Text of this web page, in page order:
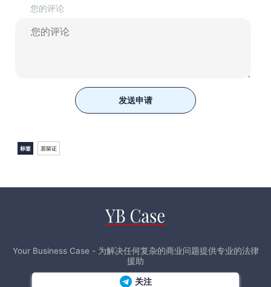
您的评论
发送申请
标签 居留证
Your Business Case - 为解决任何复杂的商业问题提供专业的法律
援助
关注